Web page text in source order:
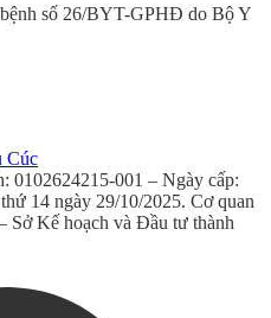
số 26/BYT-GPHĐ do Bộ Y
Cúc
0102624215-001 – Ngày cấp:
14 ngày 29/10/2025. Cơ quan
Sở Kế hoạch và Đầu tư thành